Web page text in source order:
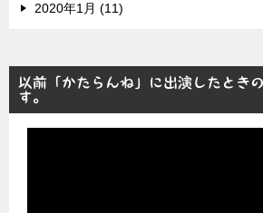
2020年1月 (11)
以前「かたらんね」に出演したとき
す。